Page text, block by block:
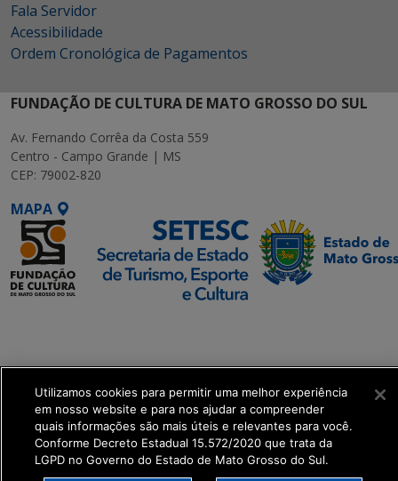
Fala Servidor
Acessibilidade
Ordem Cronológica de Pagamentos
FUNDAÇÃO DE CULTURA DE MATO GROSSO DO SUL
Av. Fernando Corrêa da Costa 559
Centro - Campo Grande | MS
CEP: 79002-820
MAPA
Transformação Digital
get_footer();
Utilizamos cookies para permitir uma melhor experiência
em nosso website e para nos ajudar a compreender
quais informações são mais úteis e relevantes para você.
Conforme Decreto Estadual 15.572/2020 que trata da
LGPD no Governo do Estado de Mato Grosso do Sul.